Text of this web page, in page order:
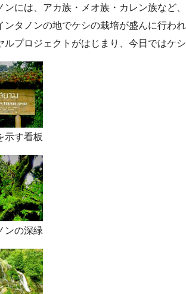
ンには、アカ族・メオ族・カレン族など
ンタノンの地でケシの栽培が盛んに行わ
ルプロジェクトがはじまり、今日ではケ
示す看板
ンの深緑